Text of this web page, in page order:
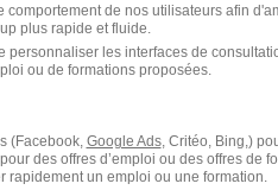
comportement de nos utilisateurs afin
plus rapide et fluide.
personnaliser les interfaces de
ou de formations proposées.
(Facebook, Google Ads, Critéo, Bing,)
des offres d’emploi ou des offres de
rapidement un emploi ou une formation.